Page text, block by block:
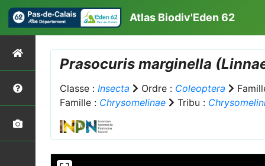
Atlas Biodiv'Eden 62
Prasocuris marginella
Classe : Insecta Ordre : Coleoptera
Famille : Chrysomelinae Tribu :